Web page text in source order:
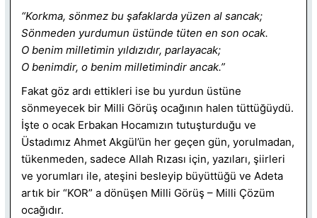
“Korkma, sönmez bu şafaklarda yüzen al sancak;
Sönmeden yurdumun üstünde tüten en son ocak.
O benim milletimin yıldızıdır, parlayacak;
O benimdir, o benim milletimindir ancak.”
Fakat göz ardı ettikleri ise bu yurdun üstüne
sönmeyecek bir Milli Görüş ocağının halen tüttüğüydü.
İşte o ocak Erbakan Hocamızın tutuşturduğu ve
Üstadımız Ahmet Akgül’ün her geçen gün, yorulmadan,
tükenmeden, sadece Allah Rızası için, yazıları, şiirleri
ve yorumları ile, ateşini besleyip büyüttüğü ve Adeta
artık bir “KOR” a dönüşen Milli Görüş – Milli Çözüm
ocağıdır.